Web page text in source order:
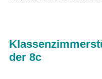
der 8c